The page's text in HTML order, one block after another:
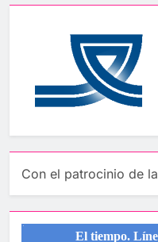
Con el patrocinio de la